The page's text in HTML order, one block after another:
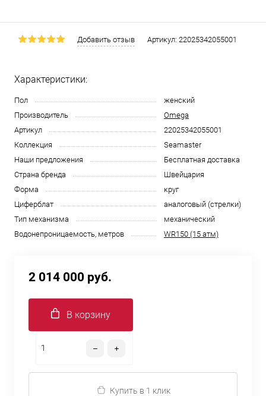
Добавить отзыв Артикул: 22025342055001
Характеристики:
Пол
женский
Производитель
Omega
Артикул
22025342055001
Коллекция
Seamaster
Наши предложения
Бесплатная доставка
Страна бренда
Швейцария
Форма
круг
Циферблат
аналоговый (стрелки)
Тип механизма
механический
Водонепроницаемость, метров
WR150 (15 атм)
2 014 000 руб.
В корзину
Купить в 1 клик